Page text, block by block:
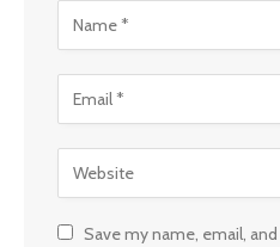
Save my name, email,